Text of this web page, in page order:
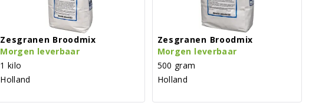
Zesgranen Broodmix
Morgen leverbaar
1 kilo
Holland
Zesgranen Broodmix
Morgen leverbaar
500 gram
Holland